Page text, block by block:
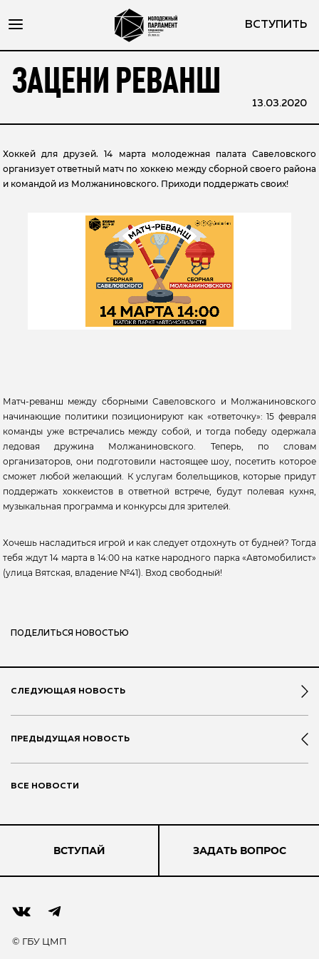
ВСТУПИТЬ
ЗАЦЕНИ РЕВАНШ
13.03.2020
Хоккей для друзей. 14 марта молодежная палата Савеловского
организует ответный матч по хоккею между сборной своего района
и командой из Молжаниновского. Приходи поддержать своих!
Матч-реванш между сборными Савеловского и Молжаниновского
начинающие политики позиционируют как «ответочку»: 15 февраля
команды уже встречались между собой, и тогда победу одержала
ледовая дружина Молжаниновского. Теперь, по словам
организаторов, они подготовили настоящее шоу, посетить которое
сможет любой желающий. К услугам болельщиков, которые придут
поддержать хоккеистов в ответной встрече, будут полевая кухня,
музыкальная программа и конкурсы для зрителей.
Хочешь насладиться игрой и как следует отдохнуть от будней? Тогда
тебя ждут 14 марта в 14:00 на катке народного парка «Автомобилист»
(улица Вятская, владение №41). Вход свободный!
ПОДЕЛИТЬСЯ НОВОСТЬЮ
ПРЕДЫДУЩАЯ НОВОСТЬ
ВСЕ НОВОСТИ
СЛЕДУЮЩАЯ НОВОСТЬ
ВСТУПАЙ ЗАДАТЬ ВОПРОС
© ГБУ ЦМП